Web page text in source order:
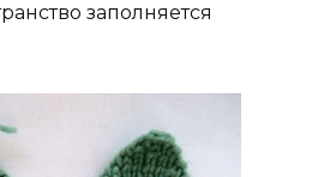
заполняется